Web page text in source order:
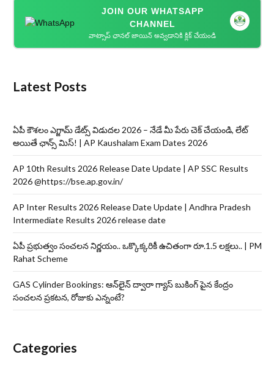
JOIN OUR WHATSAPP
CHANNEL
వాట్సాప్ ఛానల్ జాయిన్ అవ్వడానికి క్లిక్ చేయండి
Latest Posts
ఏపీ కౌశలం ఎగ్జామ్ డేట్స్ విడుదల 2026 – నేడే మీ పేరు చెక్ చేయండి, లేట్
అయితే ఛాన్స్ మిస్! | AP Kaushalam Exam Dates 2026
AP 10th Results 2026 Release Date Update | AP SSC Results
2026 @https://bse.ap.gov.in/
AP Inter Results 2026 Release Date Update | Andhra Pradesh
Intermediate Results 2026 release date
ఏపీ ప్రభుత్వం సంచలన నిర్ణయం.. ఒక్కొక్కరికీ ఉచితంగా రూ.1.5 లక్షలు.. | PM
Rahat Scheme
GAS Cylinder Bookings: ఆన్‌లైన్‌ ద్వారా గ్యాస్ బుకింగ్ పైన కేంద్రం
సంచలన ప్రకటన, రోజుకు ఎన్నంటే?
Categories